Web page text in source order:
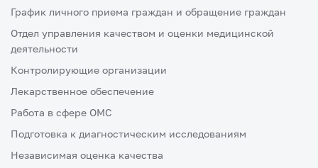
График личного приема граждан и обращение граждан
Отдел управления качеством и оценки медицинской
деятельности
Контролирующие организации
Лекарственное обеспечение
Работа в сфере ОМС
Подготовка к диагностическим исследованиям
Независимая оценка качества